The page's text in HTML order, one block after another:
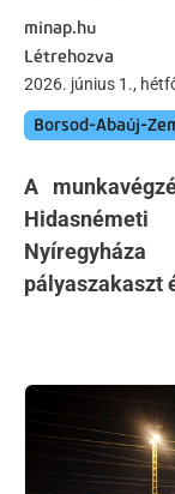
minap.hu
Létrehozva
2026. június 1.,
Borsod-Abaúj-
A
pályaszakaszt
Kép